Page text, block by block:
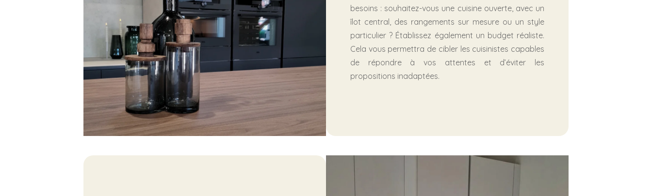
besoins : souhaitez-vous une cuisine ouverte, avec un
îlot central, des rangements sur mesure ou un style
particulier ? Établissez également un budget réaliste.
Cela vous permettra de cibler les cuisinistes capables
de répondre à vos attentes et d’éviter les
propositions inadaptées.